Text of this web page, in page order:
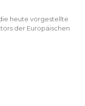
heute vorgestellte
der Europäischen